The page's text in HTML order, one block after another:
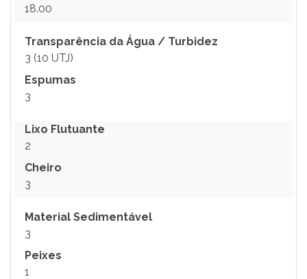
18.00
Transparência da Água / Turbidez
3 (10 UTJ)
Espumas
3
Lixo Flutuante
2
Cheiro
3
Material Sedimentável
3
Peixes
1